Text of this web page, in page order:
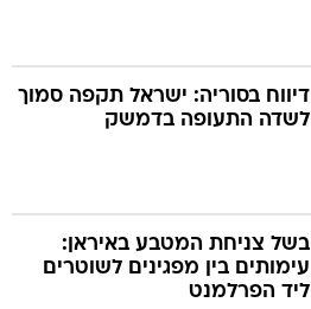
דיווח בסוריה: ישראל תקפה סמוך
לשדה התעופה בדמשק
בשל צניחת המטבע באיראן:
עימותים בין מפגינים לשוטרים
ליד הפרלמנט